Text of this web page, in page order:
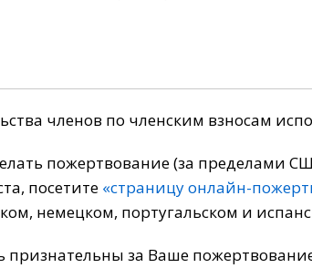
членов по членским взносам
пожертвование (за пределами
посетите «страницу онлайн-
немецком, португальском и
за Ваше